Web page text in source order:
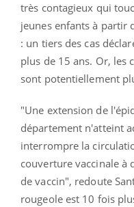
très contagieux qui
jeunes enfants à partir
: un tiers des cas
plus de 15 ans. Or, les
sont potentiellement
"Une extension de
département n'atteint
interrompre la
couverture vaccinale à
de vaccin", redoute
rougeole est 10 fois